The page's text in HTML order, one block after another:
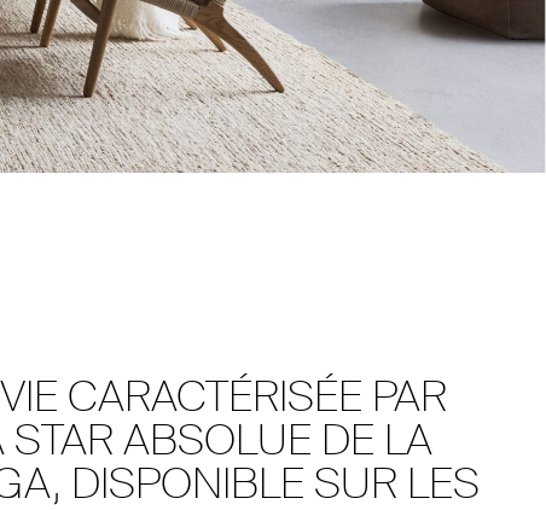
CARACTÉRISÉE PAR
ABSOLUE DE LA
DISPONIBLE SUR LES